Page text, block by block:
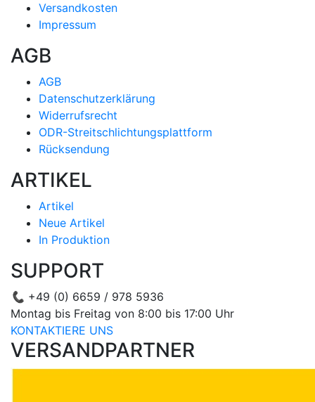
Versandkosten
Impressum
AGB
AGB
Datenschutzerklärung
Widerrufsrecht
ODR-Streitschlichtungsplattform
Rücksendung
ARTIKEL
Artikel
Neue Artikel
In Produktion
SUPPORT
📞 +49 (0) 6659 / 978 5936
Montag bis Freitag von 8:00 bis 17:00 Uhr
KONTAKTIERE UNS
VERSANDPARTNER